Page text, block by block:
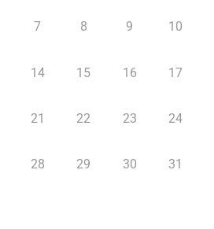
7 8 9 10
14 15 16 17
21 22 23 24
28 29 30 31